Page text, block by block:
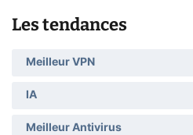
Les tendances
Meilleur VPN
IA
Meilleur Antivirus